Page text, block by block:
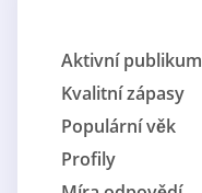
Aktivní publikum
Kvalitní zápasy
Populární věk
Profily